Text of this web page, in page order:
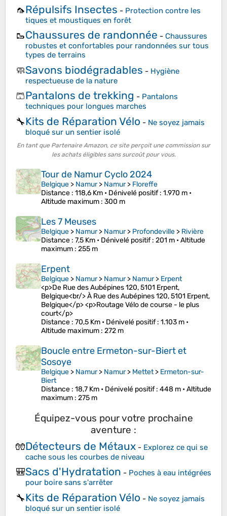
🦟Répulsifs Insectes - Protection contre les
tiques et moustiques en forêt
🥾Chaussures de randonnée - Chaussures
robustes et confortables pour randonnées sur tous
types de terrains
🧼Savons biodégradables - Hygiène
respectueuse de la nature
🩳Pantalons de trekking - Pantalons
techniques pour longues marches
🔧Kits de Réparation Vélo - Ne soyez jamais
bloqué sur un sentier isolé
En tant que Partenaire Amazon, ce site perçoit une commission sur
les achats éligibles sans surcoût pour vous.
Tour de Namur Cyclo 2024
Belgique > Namur> Namur> Floreffe
Distance : 118,6 Km • Dénivelé positif: 1.970 m •
Altitude maximum : 300 m
Les 7 Meuses
Belgique > Namur> Namur> Profondeville > Rivière
Distance : 7,5 Km • Dénivelé positif: 201 m •Altitude
maximum : 255 m
Erpent
Belgique > Namur> Namur> Namur> Erpent
<p>De Rue des Aubépines 120, 5101 Erpent,
Belgique<br/> À Rue des Aubépines 120, 5101 Erpent,
Belgique</p> <p>Routage Vélo de course - le plus
court</p>
Distance : 70,5 Km • Dénivelé positif: 1.103 m •
Altitude maximum : 272 m
Boucle entre Ermeton-sur-Biert et
Sosoye
Belgique > Namur> Namur> Mettet> Ermeton-sur-
Biert
Distance : 18,7 Km • Dénivelé positif: 448 m •Altitude
maximum : 275 m
Équipez-vous pour votre prochaine
aventure :
🧤Détecteurs de Métaux - Explorez ce qui se
cache sous les courbes de niveau
🎒Sacs d'Hydratation - Poches à eau intégrées
pour boire sans s'arrêter
🔧Kits de Réparation Vélo - Ne soyez jamais
bloqué sur un sentier isolé